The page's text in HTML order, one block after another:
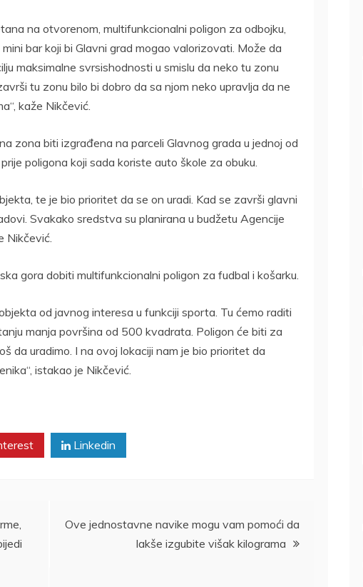
na otvorenom, multifunkcionalni poligon za odbojku,
bar koji bi Glavni grad mogao valorizovati. Može da
maksimalne svrsishodnosti u smislu da neko tu zonu
tu zonu bilo bi dobro da sa njom neko upravlja da ne
kaže Nikčević.
zona biti izgrađena na parceli Glavnog grada u jednoj od
poligona koji sada koriste auto škole za obuku.
te je bio prioritet da se on uradi. Kad se završi glavni
Svakako sredstva su planirana u budžetu Agencije
Nikčević.
gora dobiti multifunkcionalni poligon za fudbal i košarku.
od javnog interesa u funkciji sporta. Tu ćemo raditi
manja površina od 500 kvadrata. Poligon će biti za
da uradimo. I na ovoj lokaciji nam je bio prioritet da
istakao je Nikčević.
Linkedin
Ove jednostavne navike mogu vam pomoći da
lakše izgubite višak kilograma